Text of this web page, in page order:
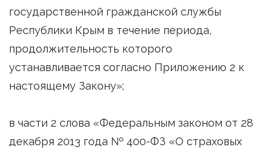
государственной гражданской службы
Республики Крым в течение периода,
продолжительность которого
устанавливается согласно Приложению 2 к
настоящему Закону»;
в части 2 слова «Федеральным законом от 28
декабря 2013 года № 400-ФЗ «О страховых